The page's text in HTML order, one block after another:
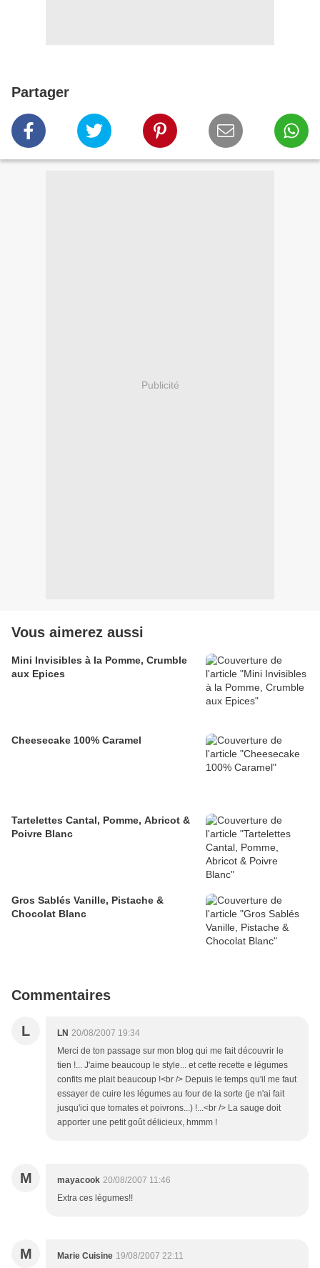
Partager
Publicité
Vous aimerez aussi
Mini Invisibles à la Pomme, Crumble
aux Epices
Cheesecake 100% Caramel
Tartelettes Cantal, Pomme, Abricot &
Poivre Blanc
Gros Sablés Vanille, Pistache &
Chocolat Blanc
Commentaires
L LN 20/08/2007 19:34
Merci de ton passage sur mon blog qui me fait découvrir le
tien !... J'aime beaucoup le style... et cette recette e légumes
confits me plait beaucoup !<br /> Depuis le temps qu'il me faut
essayer de cuire les légumes au four de la sorte (je n'ai fait
jusqu'ici que tomates et poivrons...) !...<br /> La sauge doit
apporter une petit goût délicieux, hmmm !
M mayacook 20/08/2007 11:46
Extra ces légumes!!
M Marie Cuisine 19/08/2007 22:11